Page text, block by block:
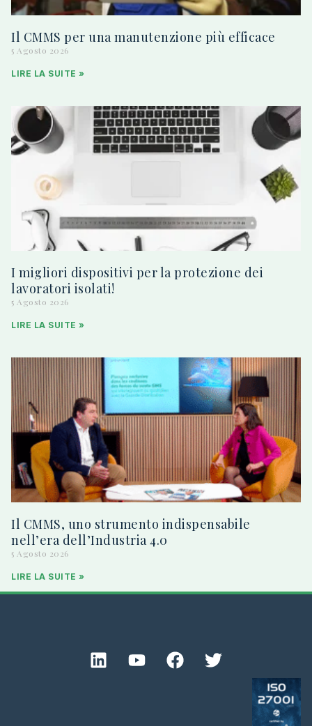
Il CMMS per una manutenzione più efficace
5 Agosto 2026
LIRE LA SUITE »
I migliori dispositivi per la protezione dei
lavoratori isolati!
5 Agosto 2026
LIRE LA SUITE »
Il CMMS, uno strumento indispensabile
nell’era dell’Industria 4.0
5 Agosto 2026
LIRE LA SUITE »